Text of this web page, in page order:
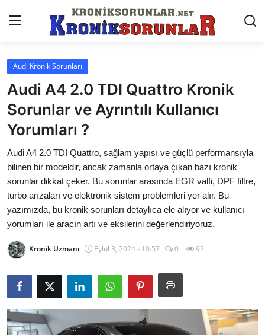
Anasayfa
Markalar
İletişim
Trafik & Cezalar
Sigorta & Kasko
Vergi & ÖTV & MTV
Muayene & Ruhsat
Sorgulamalar
İkinci El & Alım-Satım
Bakım & Arıza Çözümleri
Audi Kronik Sorunları
Audi A4 2.0 TDI Quattro Kronik
Sorunlar ve Ayrıntılı Kullanıcı
Yorumları ?
Audi A4 2.0 TDI Quattro, sağlam yapısı ve güçlü performansıyla
bilinen bir modeldir, ancak zamanla ortaya çıkan bazı kronik
sorunlar dikkat çeker. Bu sorunlar arasında EGR valfi, DPF filtre,
turbo arızaları ve elektronik sistem problemleri yer alır. Bu
yazımızda, bu kronik sorunları detaylıca ele alıyor ve kullanıcı
yorumları ile aracın artı ve eksilerini değerlendiriyoruz.
Kronik Uzmanı Eylül 3, 2024 - 10:57 0 92